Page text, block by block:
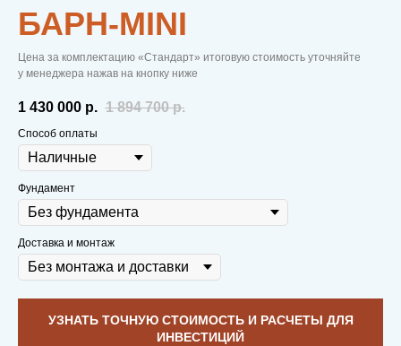
БАРН-MINI
Цена за комплектацию «Стандарт» итоговую стоимость уточняйте
у менеджера нажав на кнопку ниже
1 430 000 р. 1 894 700 р.
Способ оплаты
Фундамент
Доставка и монтаж
УЗНАТЬ ТОЧНУЮ СТОИМОСТЬ И РАСЧЕТЫ ДЛЯ
ИНВЕСТИЦИЙ